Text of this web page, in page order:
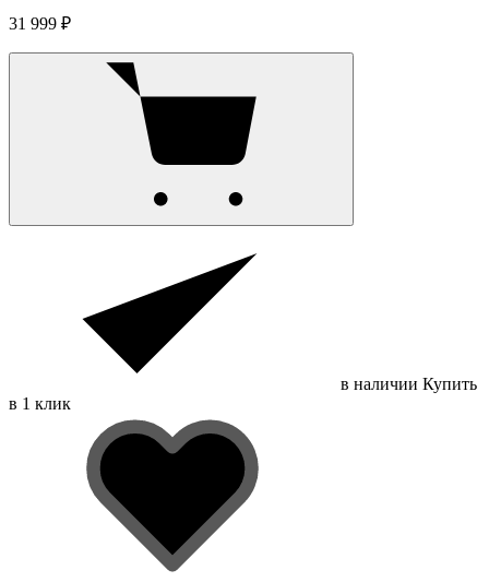
31 999 ₽
в наличии Купить
в 1 клик